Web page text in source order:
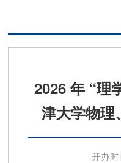
2026 年 “
津大学物理
开办